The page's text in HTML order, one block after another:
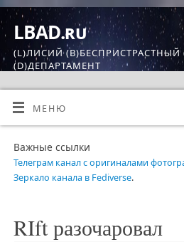
LBAD.ru
(L)ЛИСИЙ
(D)ДЕПАРТАМЕНТ
МЕНЮ
Важные ссылки
Телеграм канал с оригиналами
Зеркало канала в Fediverse.
RIft разочаровал